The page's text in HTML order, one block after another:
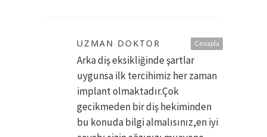
Cevapla
UZMAN DOKTOR
Arka diş eksikliğinde şartlar
uygunsa ilk tercihimiz her zaman
implant olmaktadır.Çok
gecikmeden bir diş hekiminden
bu konuda bilgi almalısınız,en iyi